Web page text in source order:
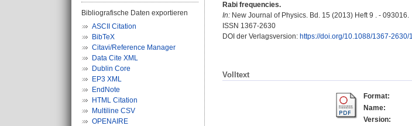
Bibliografische Daten exportieren
ASCII Citation
BibTeX
Citavi/Reference Manager
Data Cite XML
Dublin Core
EP3 XML
EndNote
HTML Citation
Multiline CSV
OPENAIRE
Rabi frequencies.
In: New Journal of Physics. Bd. 15 (2013) Heft 9 . - 093016.
ISSN 1367-2630
DOI der Verlagsversion: https://doi.org/10.1088/1367-2630/
Volltext
Format:
Name:
Version: